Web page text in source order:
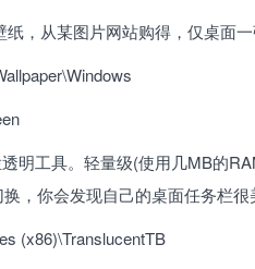
，从某图片网站购得，仅桌面
明工具。轻量级(使用几MB的
，你会发现自己的桌面任务栏很
(x86)\TranslucentTB